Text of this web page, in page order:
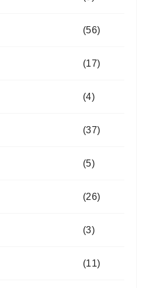
(56)
(17)
(4)
(37)
(5)
(26)
(3)
(11)